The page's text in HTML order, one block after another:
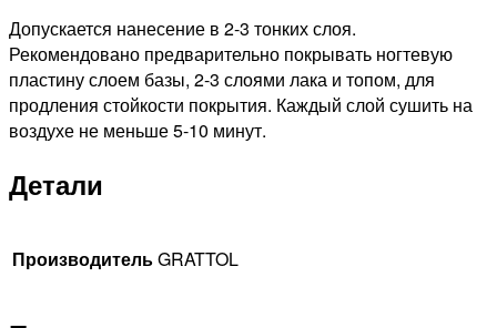
9мл
Допускается нанесение в 2-3 тонких слоя.
Рекомендовано предварительно покрывать ногтевую
пластину слоем базы, 2-3 слоями лака и топом, для
продления стойкости покрытия. Каждый слой сушить на
воздухе не меньше 5-10 минут.
Детали
ПроизводительGRATTOL